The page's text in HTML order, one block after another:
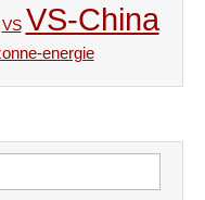
VS VS-China
energie